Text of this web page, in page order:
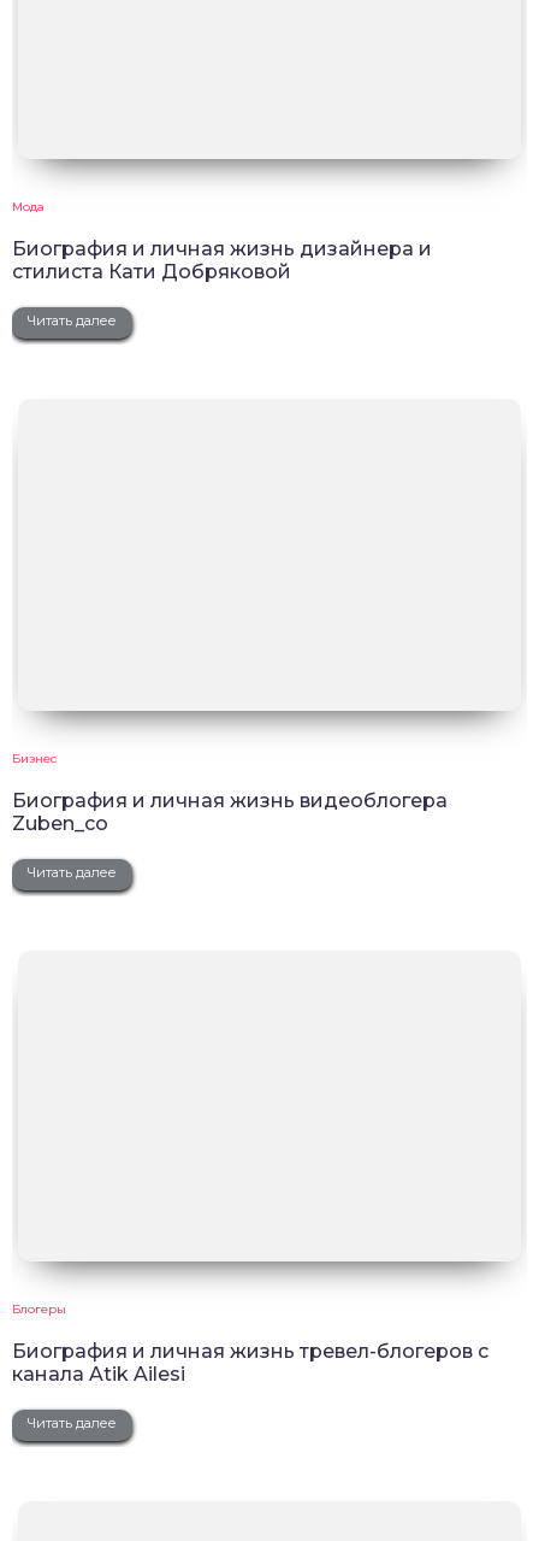
Мода
Биография и личная жизнь дизайнера и
стилиста Кати Добряковой
Читать далее
Бизнес
Биография и личная жизнь видеоблогера
Zuben_co
Читать далее
Блогеры
Биография и личная жизнь тревел-блогеров с
канала Atik Ailesi
Читать далее